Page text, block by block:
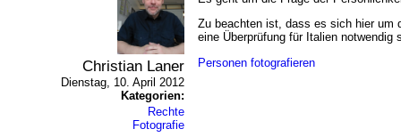
Christian Laner
Dienstag, 10. April 2012
Kategorien:
Rechte
Fotografie
Zu beachten ist, dass es sich hier um
eine Überprüfung für Italien notwendig
Personen fotografieren